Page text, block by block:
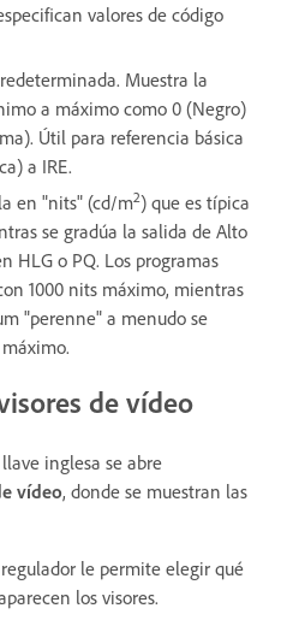
valores de código
Muestra la
a máximo como 0 (Negro)
Útil para referencia básica
a IRE.
en "nits" (cd/m2) que es típica
se gradúa la salida de Alto
HLG o PQ. Los programas
1000 nits máximo, mientras
"perenne" a menudo se
de vídeo
inglesa se abre
vídeo, donde se muestran las
le permite elegir qué
los visores.